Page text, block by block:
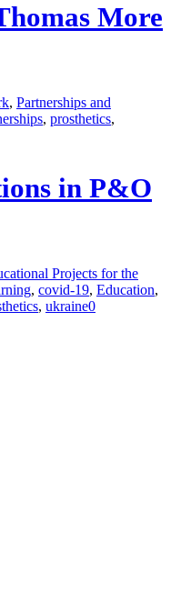
More
, Partnerships and
, prosthetics,
in P&O
Projects for the
, covid-19, Education,
, ukraine0